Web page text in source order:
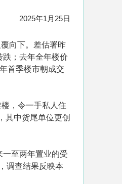
2025年1月25日
向下。差估署昨
；去年全年楼价
首季楼市朝成交
，令一手私人住
其中货尾单位更创
一至两年置业的受
调查结果反映本